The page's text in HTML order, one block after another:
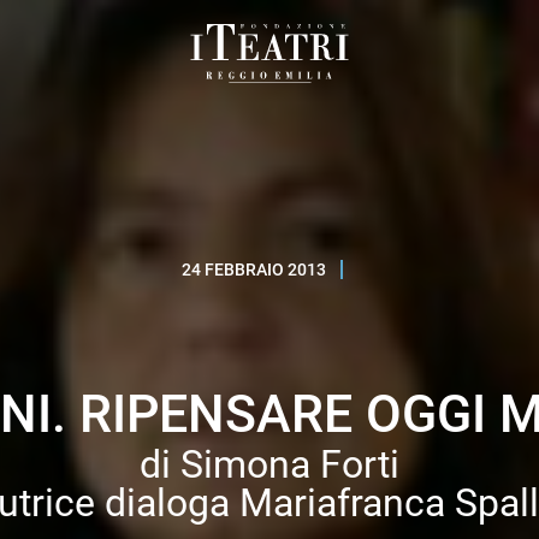
24 FEBBRAIO 2013
RIPENSARE OGGI
di Simona Forti
dialoga Mariafranca